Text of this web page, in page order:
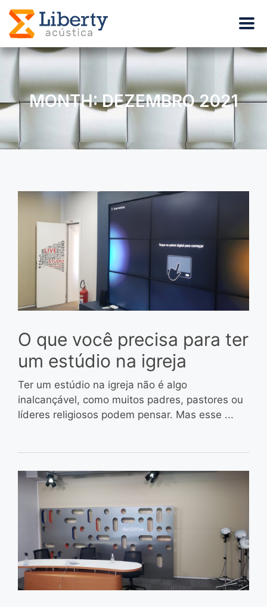
MONTH: DEZEMBRO 2021
O que você precisa para ter
um estúdio na igreja
Ter um estúdio na igreja não é algo
inalcançável, como muitos padres, pastores ou
líderes religiosos podem pensar. Mas esse ...